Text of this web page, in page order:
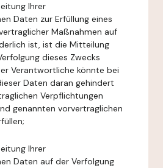
Ihrer
Daten zur Erfüllung eines
Maßnahmen auf
ist, ist die Mitteilung
dieses Zwecks
Verantwortliche könnte bei
Daten daran gehindert
Verpflichtungen
genannten vorvertraglichen
Ihrer
Daten auf der Verfolgung